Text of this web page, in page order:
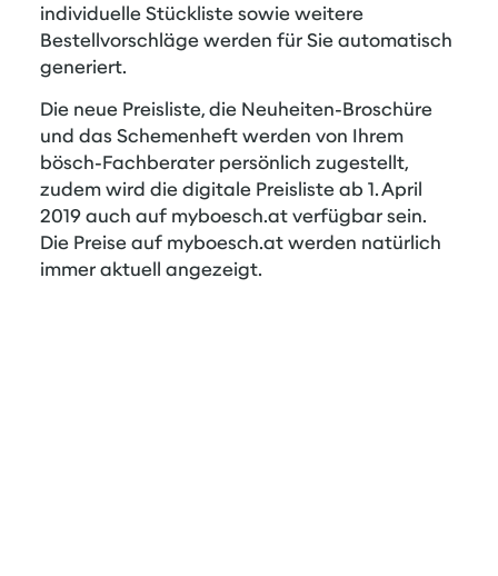
individuelle Stückliste sowie weitere
Bestellvorschläge werden für Sie automatisch
generiert.
Die neue Preisliste, die Neuheiten-Broschüre
und das Schemenheft werden von Ihrem
bösch-Fachberater persönlich zugestellt,
zudem wird die digitale Preisliste ab 1. April
2019 auch auf myboesch.at verfügbar sein.
Die Preise auf myboesch.at werden natürlich
immer aktuell angezeigt.